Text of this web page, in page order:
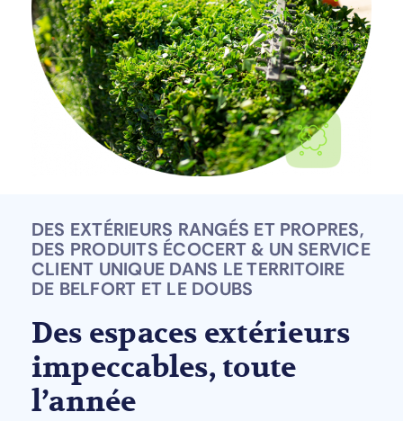
DES EXTÉRIEURS RANGÉS ET PROPRES,
DES PRODUITS ÉCOCERT & UN SERVICE
CLIENT UNIQUE DANS LE TERRITOIRE
DE BELFORT ET LE DOUBS
Des espaces extérieurs
impeccables, toute
l’année